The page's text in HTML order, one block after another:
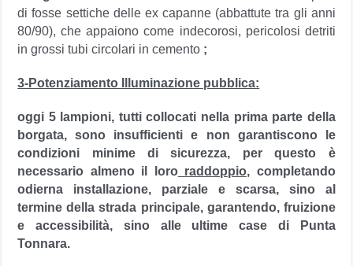
di fosse settiche delle ex capanne (abbattute tra gli anni
80/90), che appaiono come indecorosi, pericolosi detriti
in grossi tubi circolari in cemento ;
3-Potenziamento Illuminazione pubblica:
oggi 5 lampioni, tutti collocati nella prima parte della
borgata, sono insufficienti e non garantiscono le
condizioni minime di sicurezza, per questo è
necessario almeno il lororaddoppio, completando
odierna installazione, parziale e scarsa, sino al
termine della strada principale, garantendo, fruizione
e accessibilità, sino alle ultime case di Punta
Tonnara.